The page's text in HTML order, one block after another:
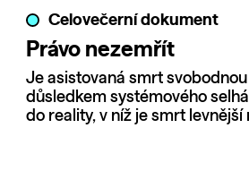
Celovečerní dokument
Právo nezemřít
Je asistovaná smrt
důsledkem systémového
do reality, v níž je smrt